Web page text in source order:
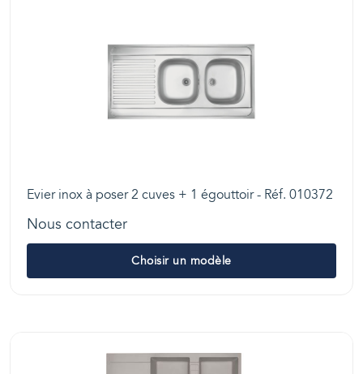
Evier inox à poser 2 cuves + 1 égouttoir - Réf. 010372
Nous contacter
Choisir un modèle